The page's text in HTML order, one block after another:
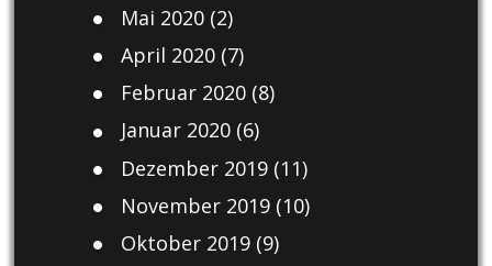
Mai 2020(2)
April 2020(7)
Februar 2020(8)
Januar 2020(6)
Dezember 2019(11)
November 2019(10)
Oktober 2019(9)